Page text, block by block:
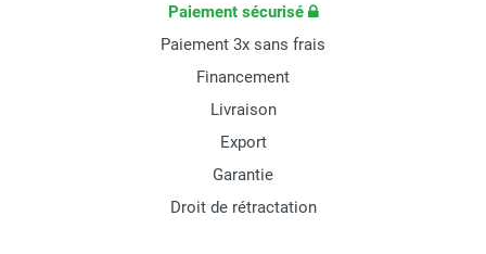
Paiement sécurisé
Paiement 3x sans frais
Financement
Livraison
Export
Garantie
Droit de rétractation